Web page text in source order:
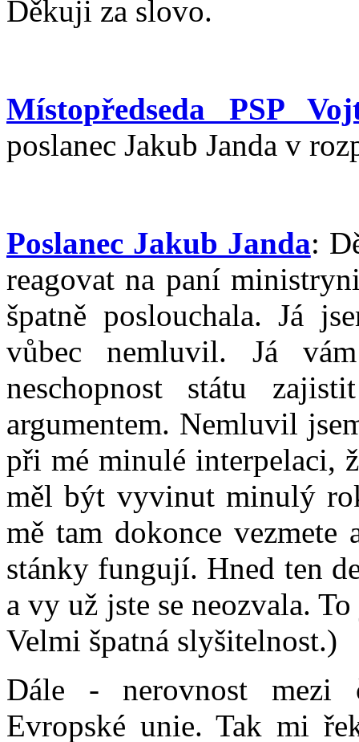
Děkuji za slovo.
Místopředseda PSP
poslanec Jakub Janda v
Poslanec Jakub Janda:
reagovat na paní
špatně poslouchala. Já
vůbec nemluvil. Já
neschopnost státu
argumentem. Nemluvil
při mé minulé interpelaci,
měl být vyvinut minulý
mě tam dokonce
stánky fungují. Hned ten
a vy už jste se neozvala.
Velmi špatná slyšitelnost.)
Dále - nerovnost mezi
Evropské unie. Tak mi